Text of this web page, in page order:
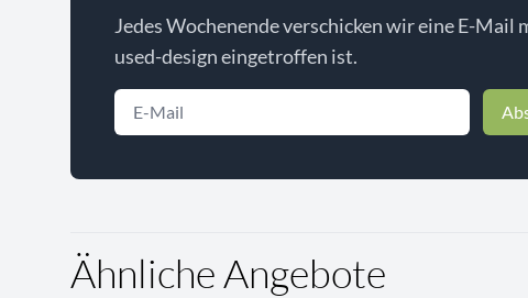
Jedes Wochenende verschicken wir eine E-Mail
used-design eingetroffen ist.
Ähnliche Angebote